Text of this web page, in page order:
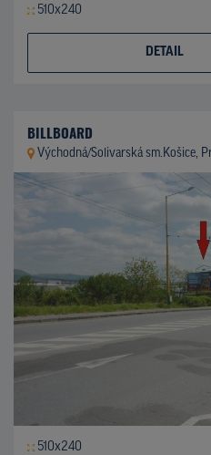
510x240
DETAIL
BILLBOARD
Východná/Solivarská sm.Košice,
510x240